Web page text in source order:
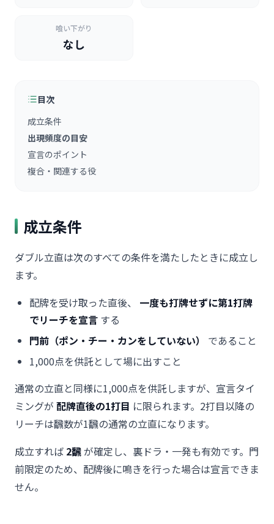
喰い下がり
なし
目次
成立条件
出現頻度の目安
宣言のポイント
複合・関連する役
成立条件
ダブル立直は次のすべての条件を満たしたときに成立し
ます。
配牌を受け取った直後、 一度も打牌せずに第1打牌
でリーチを宣言 する
門前（ポン・チー・カンをしていない）
であること
1,000点を供託として場に出すこと
通常の立直と同様に1,000点を供託しますが、宣言タイ
ミングが 配牌直後の1打目 に限られます。2打目以降の
リーチは飜数が1飜の通常の立直になります。
成立すれば 2飜が確定し、裏ドラ・一発も有効です。門
前限定のため、配牌後に鳴きを行った場合は宣言できま
せん。